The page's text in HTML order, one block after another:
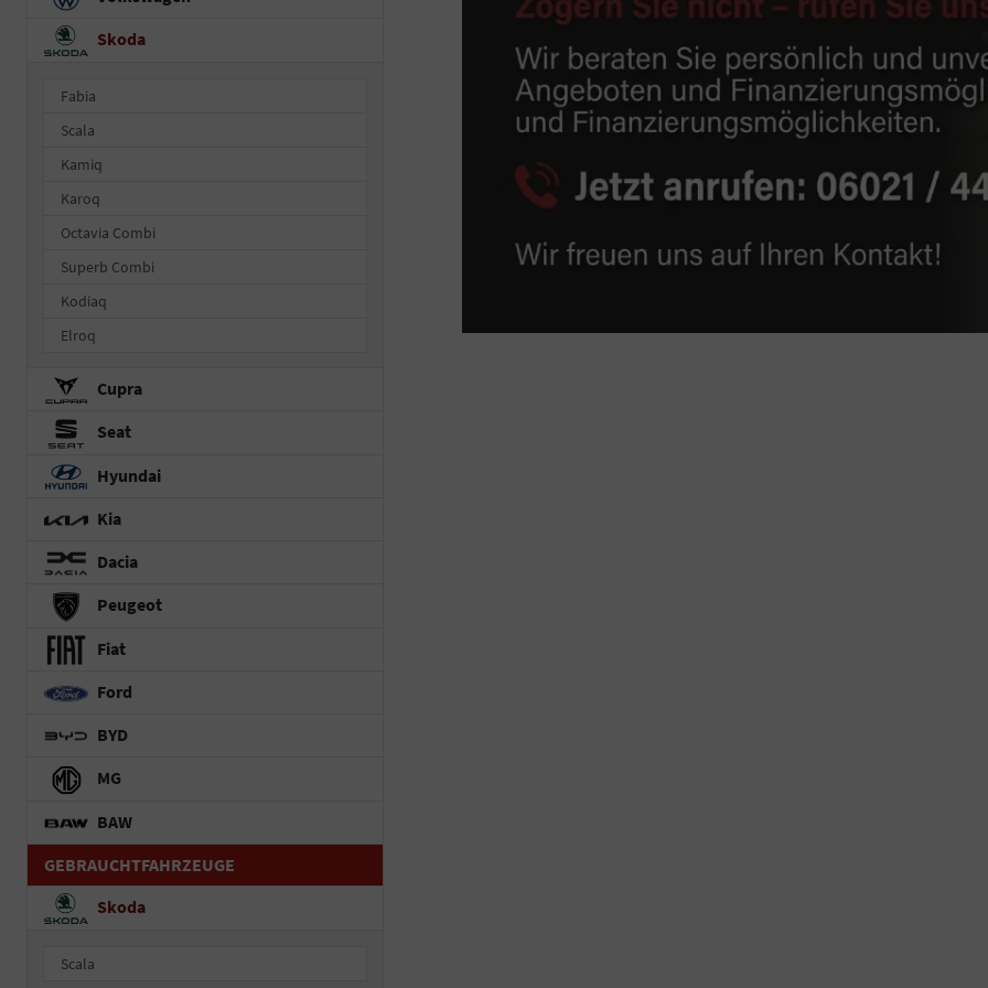
Skoda
Fabia
Scala
Kamiq
Karoq
Octavia Combi
Superb Combi
Kodiaq
Elroq
Cupra
Seat
Hyundai
Kia
Dacia
Peugeot
Fiat
Ford
BYD
MG
BAW
GEBRAUCHTFAHRZEUGE
Skoda
Scala